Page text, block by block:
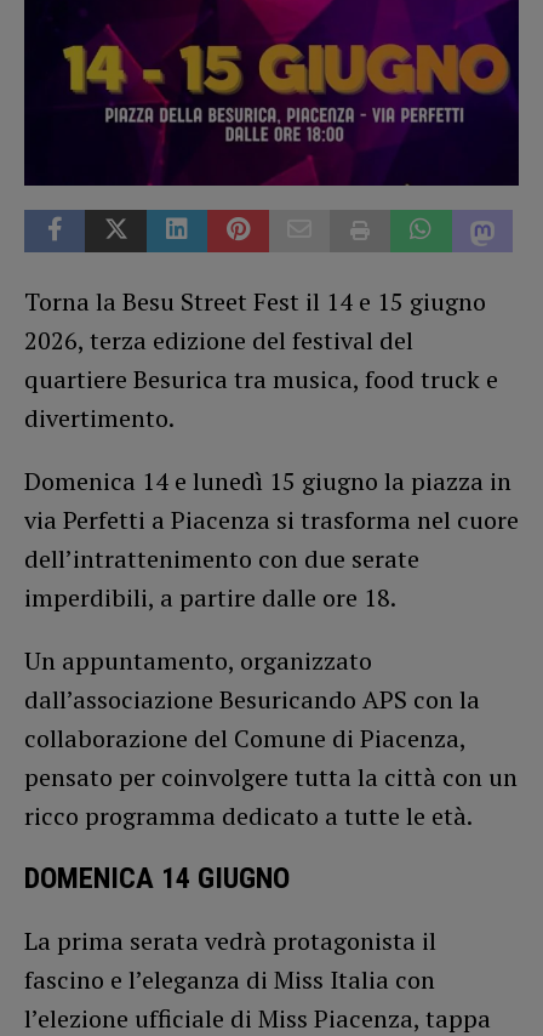
Torna la Besu Street Fest il 14 e 15 giugno
2026, terza edizione del festival del
quartiere Besurica tra musica, food truck e
divertimento.
Domenica 14 e lunedì 15 giugno la piazza in
via Perfetti a Piacenza si trasforma nel cuore
dell’intrattenimento con due serate
imperdibili, a partire dalle ore 18.
Un appuntamento, organizzato
dall’associazione Besuricando APS con la
collaborazione del Comune di Piacenza,
pensato per coinvolgere tutta la città con un
ricco programma dedicato a tutte le età.
DOMENICA 14 GIUGNO
La prima serata vedrà protagonista il
fascino e l’eleganza di Miss Italia con
l’elezione ufficiale di Miss Piacenza, tappa